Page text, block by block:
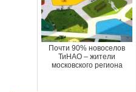
Почти 90% новоселов
ТиНАО – жители
московского региона